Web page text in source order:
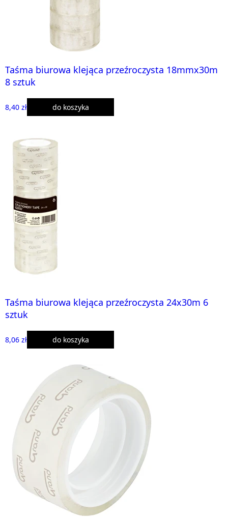
Taśma biurowa klejąca przeźroczysta 18mmx30m
8 sztuk
8,40 zł do koszyka
Taśma biurowa klejąca przeźroczysta 24x30m 6
sztuk
8,06 zł do koszyka